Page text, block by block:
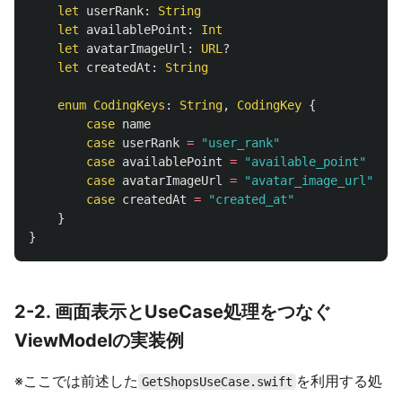
let
userRank:
String
let
availablePoint :
Int
let
avatarImageUrl : URL ?
let
createdAt : String
enum CodingKeys : String, CodingKey {
case name
case userRank =
"user_rank"
case availablePoint =
"available_point"
case avatarImageUrl =
"avatar_image_url"
case createdAt =
"created_at"
}
}
2-2. 画面表示とUseCase処理をつなぐ
ViewModelの実装例
※ここでは前述した GetShopsUseCase.swift を利用する処